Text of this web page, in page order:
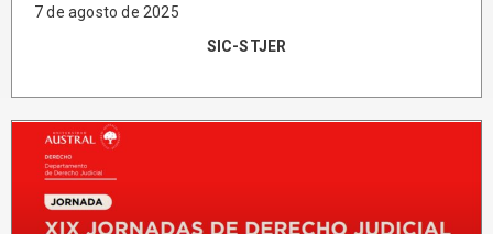
7 de agosto de 2025
SIC-STJER